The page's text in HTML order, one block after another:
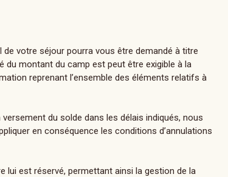
votre séjour pourra vous être demandé à titre
du montant du camp est peut être exigible à la
reprenant l’ensemble des éléments relatifs à
du solde dans les délais indiqués, nous
en conséquence les conditions d’annulations
lui est réservé, permettant ainsi la gestion de la